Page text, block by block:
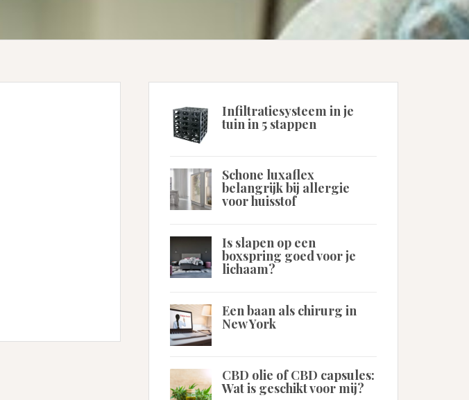
Infiltratiesysteem in je
tuin in 5 stappen
Schone luxaflex
belangrijk bij allergie
voor huisstof
Is slapen op een
boxspring goed voor je
lichaam?
Een baan als chirurg in
New York
CBD olie of CBD capsules:
Wat is geschikt voor mij?